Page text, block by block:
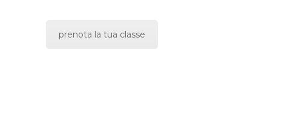
prenota la tua classe